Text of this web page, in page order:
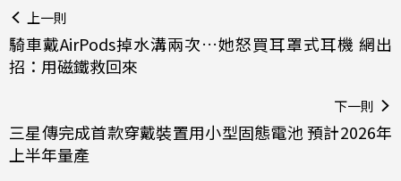
上一則
騎車戴AirPods掉水溝兩次…她怒買耳罩式耳機 網出
招：用磁鐵救回來
下一則
三星傳完成首款穿戴裝置用小型固態電池 預計2026年
上半年量產